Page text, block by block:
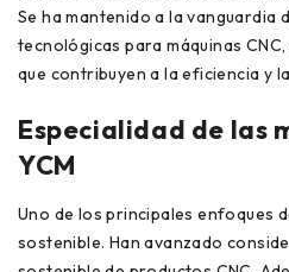
Se ha mantenido a la vanguardia
tecnológicas para máquinas
que contribuyen a la eficiencia y
Especialidad de las
YCM
Uno de los principales enfoques
sostenible. Han avanzado